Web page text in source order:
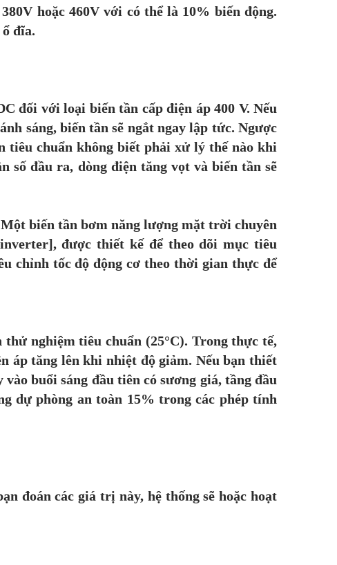
hoặc 460V với có thể là 10% biến động.
đĩa.
đối với loại biến tần cấp điện áp 400 V. Nếu
sáng, biến tần sẽ ngắt ngay lập tức. Ngược
tiêu chuẩn không biết phải xử lý thế nào khi
số đầu ra, dòng điện tăng vọt và biến tần sẽ
biến tần bơm năng lượng mặt trời chuyên
được thiết kế để theo dõi mục tiêu
chỉnh tốc độ động cơ theo thời gian thực để
nghiệm tiêu chuẩn (25°C). Trong thực tế,
áp tăng lên khi nhiệt độ giảm. Nếu bạn thiết
buổi sáng đầu tiên có sương giá, tầng đầu
dự phòng an toàn 15% trong các phép tính
đoán các giá trị này, hệ thống sẽ hoặc hoạt